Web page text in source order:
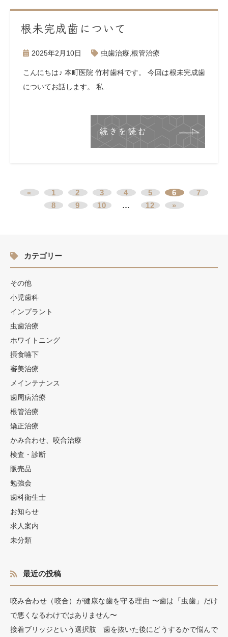
根未完成歯について
2025年2月10日 虫歯治療 根管治療
こんにちは♪ 本町医院 竹村歯科です。 今回は根未完成歯
についてお話します。 私…
続きを読む
« 1 2 3 4 5 6
7
8
9 10 … 12 »
カテゴリー
その他
小児歯科
インプラント
虫歯治療
ホワイトニング
摂食嚥下
審美治療
メインテナンス
歯周病治療
根管治療
矯正治療
かみ合わせ、咬合治療
検査・診断
販売品
勉強会
歯科衛生士
お知らせ
求人案内
未分類
最近の投稿
咬み合わせ（咬合）が健康な歯を守る理由 〜歯は「虫歯」だけ
で悪くなるわけではありません〜
接着ブリッジという選択肢 歯を抜いた後にどうするかで悩んで